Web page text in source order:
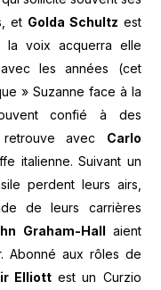
et Golda Schultz est
la voix acquerra elle
les années (cet
» Suzanne face à la
confié à des
retrouve avec Carlo
italienne. Suivant un
perdent leurs airs,
de leurs carrières
Graham-Hall aient
Abonné aux rôles de
Elliott est un Curzio